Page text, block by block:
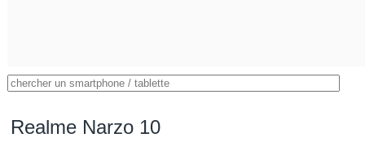
Realme Narzo 10